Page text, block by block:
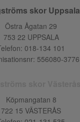
skor Uppsala
Östra Ågatan 29
753 22 UPPSALA
018-134 101
556080-3776
Köpmangatan 8
722 15 VÄSTERÅS